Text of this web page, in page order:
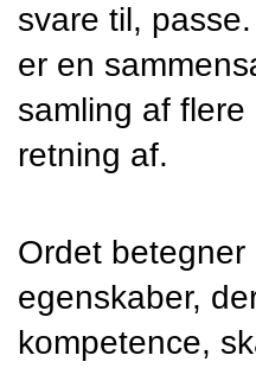
svare til,
er en
samling af
retning af. 
Ordet
egenskaber,
kompetence,